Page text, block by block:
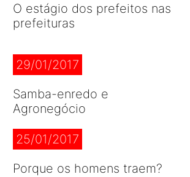
O estágio dos prefeitos nas
prefeituras
29/01/2017
Samba-enredo e
Agronegócio
25/01/2017
Porque os homens traem?